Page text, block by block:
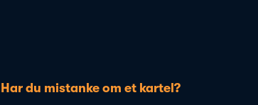
Har du mistanke om et kartel?